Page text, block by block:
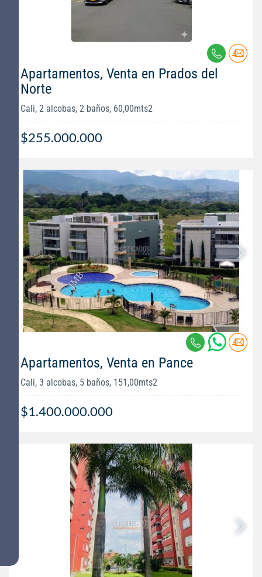
Apartamentos, Venta en Prados del
Norte
Cali, 2 alcobas, 2 baños, 60,00mts2
$255.000.000
Apartamentos, Venta en Pance
Cali, 3 alcobas, 5 baños, 151,00mts2
$1.400.000.000